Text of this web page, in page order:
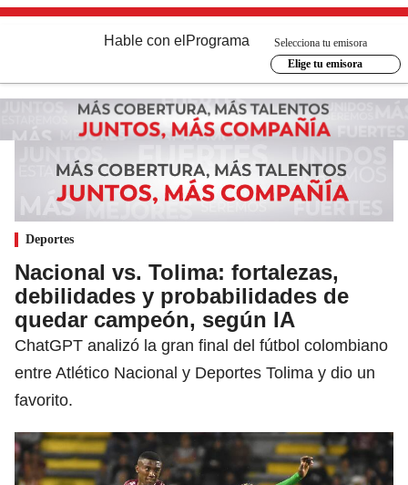
Hable con el Programa
Selecciona tu emisora
Elige tu emisora
Deportes
Nacional vs. Tolima: fortalezas,
debilidades y probabilidades de
quedar campeón, según IA
ChatGPT analizó la gran final del fútbol colombiano
entre Atlético Nacional y Deportes Tolima y dio un
favorito.